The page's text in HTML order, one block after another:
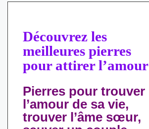
Découvrez les
meilleures pierres
pour attirer l’amour
Pierres pour trouver
l’amour de sa vie,
trouver l’âme sœur,